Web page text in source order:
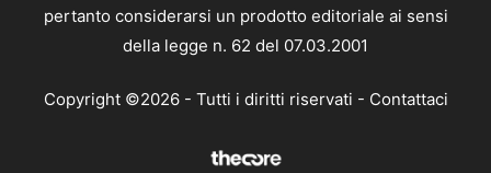
pertanto considerarsi un prodotto editoriale ai sensi
della legge n. 62 del 07.03.2001
Copyright ©2026 - Tutti i diritti riservati - Contattaci